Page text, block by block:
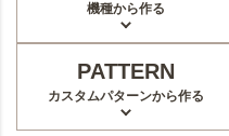
機種から作る
PATTERN
カスタムパターンから作る